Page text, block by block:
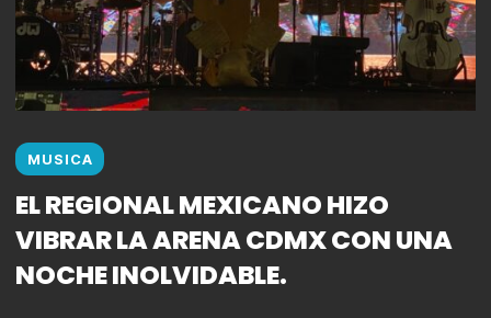
MUSICA
EL REGIONAL MEXICANO HIZO
VIBRAR LA ARENA CDMX CON UNA
NOCHE INOLVIDABLE.